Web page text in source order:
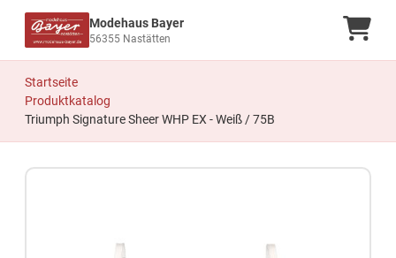
Modehaus Bayer
56355 Nastätten
Startseite
Produktkatalog
Triumph Signature Sheer WHP EX - Weiß / 75B